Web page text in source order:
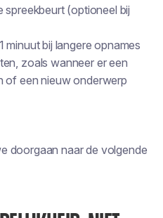
spreekbeurt (optioneel bij
minuut bij langere opnames
zoals wanneer er een
of een nieuw onderwerp
doorgaan naar de volgende